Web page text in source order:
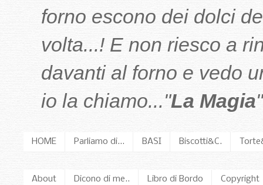
forno escono dei dolci
volta...! E non riesco a
davanti al forno e vedo
io la chiamo..."La Magia
HOME Parliamo di... BASI Biscotti&C.
About Dicono di me.. Libro di Bordo Copyright